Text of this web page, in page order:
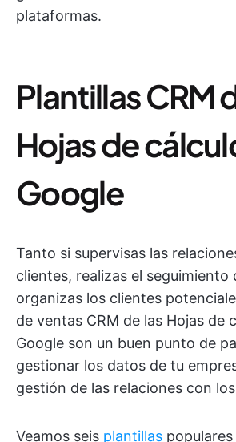
plataformas.
Plantillas CRM
Hojas de
Google
Tanto si supervisas las
clientes, realizas el seguimiento
organizas los clientes
de ventas CRM de las Hojas de
Google son un buen punto de
gestionar los datos de tu
gestión de las relaciones con
Veamos seis plantillas populares